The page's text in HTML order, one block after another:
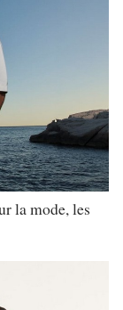
la mode, les